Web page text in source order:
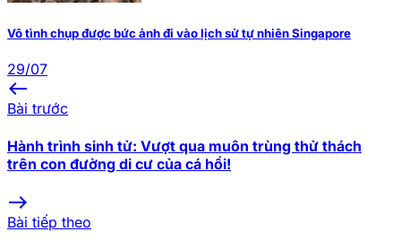
Vô tình chụp được bức ảnh đi vào lịch sử tự nhiên Singapore
29/07
west
Bài trước
Hành trình sinh tử: Vượt qua muôn trùng thử thách
trên con đường di cư của cá hồi!
east
Bài tiếp theo